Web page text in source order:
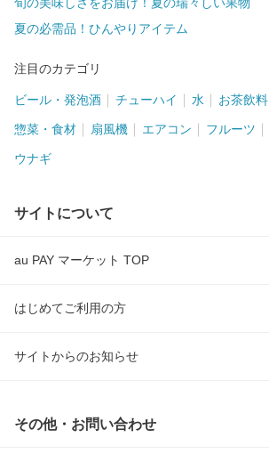
旬の美味しさをお届け！夏の瑞々しい果物
夏の必需品！ひんやりアイテム
注目のカテゴリ
ビール・発泡酒 チューハイ 水 お茶飲料
惣菜・食材 扇風機 エアコン フルーツ
ウナギ
サイトについて
au PAY マーケット TOP
はじめてご利用の方
サイトからのお知らせ
その他・お問い合わせ